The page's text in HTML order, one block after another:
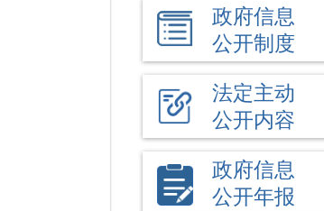
政府信息
公开制度
法定主动
公开内容
政府信息
公开年报